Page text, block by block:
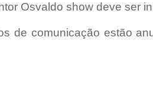
Osvaldo show deve ser
de comunicação estão